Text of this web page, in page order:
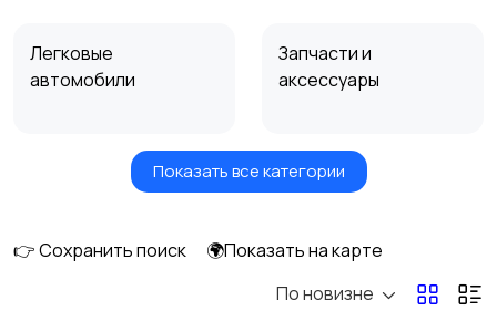
Легковые
автомобили
Запчасти и
аксессуары
Водный транспорт Автобусы и грузовики
Спецтехника
Показать все категории
👉 Сохранить поиск
🌍Показать на карте
По новизне